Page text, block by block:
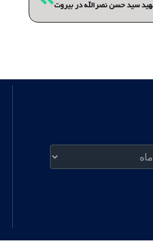
سید حسن نصرالله در بیروت